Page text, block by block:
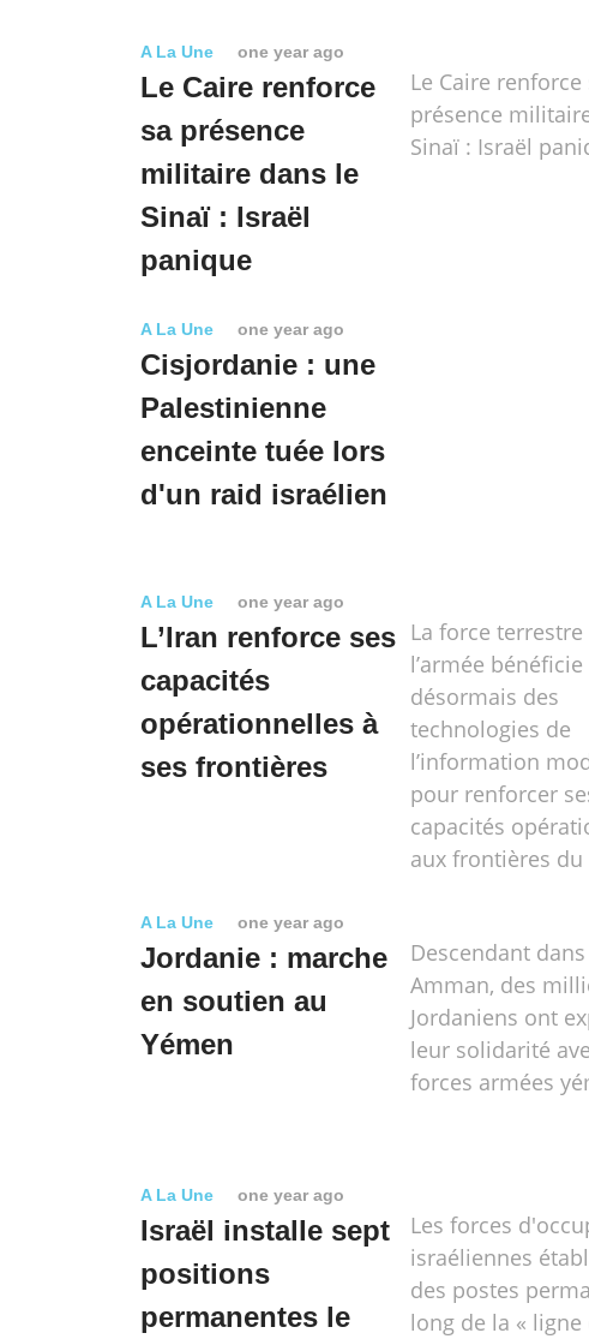
A La Une one year ago
Le Caire renforce
sa présence
militaire dans le
Sinaï : Israël
panique
Le Caire renforce
présence
Sinaï : Israël
A La Une one year ago
Cisjordanie : une
Palestinienne
enceinte tuée lors
d'un raid israélien
A La Une one year ago
L’Iran renforce ses
capacités
opérationnelles à
ses frontières
La force terrestre
l’armée bénéficie
désormais des
technologies de
l’information
pour renforcer
capacités
aux frontières du
A La Une one year ago
Jordanie : marche
en soutien au
Yémen
Descendant
Amman, des
Jordaniens ont
leur solidarité
forces armées
A La Une one year ago
Israël installe sept
positions
permanentes le
Les forces
israéliennes
des postes
long de la « ligne